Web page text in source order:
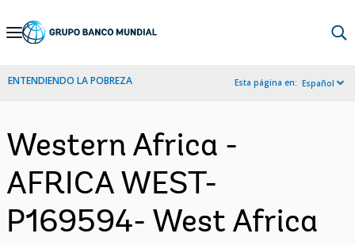
Skip
Navigation
ENTENDIENDO LA POBREZA Esta página en: Español
Western Africa -
AFRICA WEST-
P169594- West Africa